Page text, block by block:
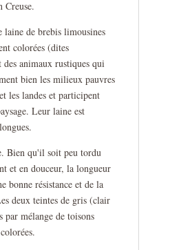
Creuse.
de brebis limousines
colorées (dites
des animaux rustiques qui
bien les milieux pauvres
les landes et participent
Leur laine est
Bien qu'il soit peu tordu
et en douceur, la longueur
bonne résistance et de la
deux teintes de gris (clair
par mélange de toisons